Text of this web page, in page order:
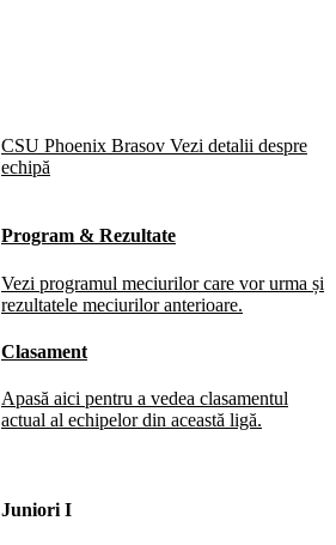
CSU Phoenix Brasov Vezi detalii despre
echipă
Program & Rezultate
Vezi programul meciurilor care vor urma și
rezultatele meciurilor anterioare.
Clasament
Apasă aici pentru a vedea clasamentul
actual al echipelor din această ligă.
Juniori I